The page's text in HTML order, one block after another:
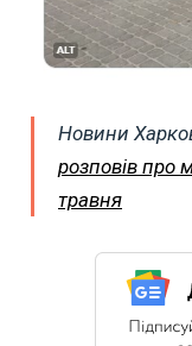
Новини
розповів про
травня